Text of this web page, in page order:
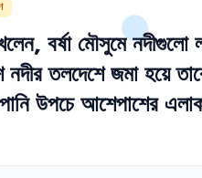
, বর্ষা মৌসুমে নদীগুলো
নদীর তলদেশে জমা হয়ে
পানি উপচে আশেপাশের